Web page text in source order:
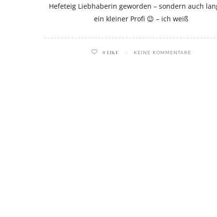
Hefeteig Liebhaberin geworden – sondern auch
ein kleiner Profi 😉 – ich weiß
0 LIKE KEINE KOMMENTARE